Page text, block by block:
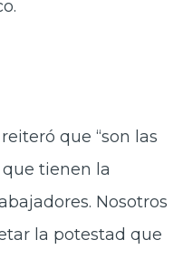
que “son las
tienen la
Nosotros
la potestad que